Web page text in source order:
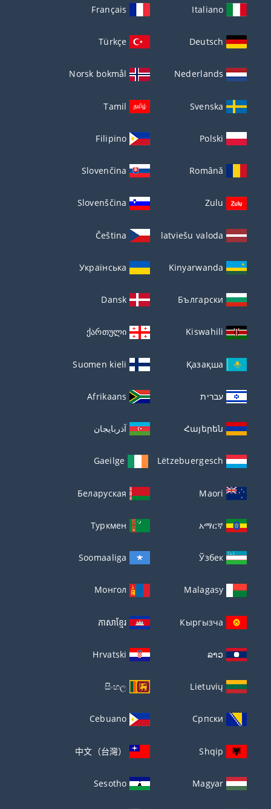
Italiano
Français
Deutsch
Türkçe
Nederlands
Norsk bokmål
Svenska
Tamil
Polski
Filipino
Română
Slovenčina
Zulu
Slovenščina
latviešu valoda
Čeština
Kinyarwanda
Українська
Български
Dansk
Kiswahili
ქართული
Қазақша
Suomen kieli
עברית Afrikaans
Հայերեն آذربايجان
Lëtzebuergesch
Gaeilge
Maori
Беларуская
አማርኛ
Туркмен
Ўзбек
Soomaaliga
Malagasy
Монгол
Кыргызча
ភាសាខ្មែរ
ລາວ
Hrvatski
Lietuvių
සිංහල
Српски
Cebuano
Shqip
中文（台灣）
Magyar
Sesotho